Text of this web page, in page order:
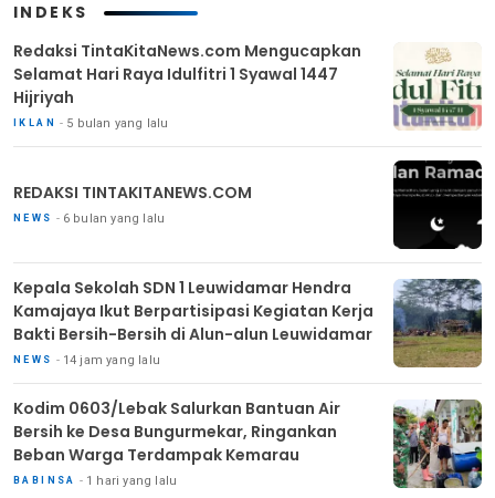
INDEKS
Redaksi TintaKitaNews.com Mengucapkan
Selamat Hari Raya Idulfitri 1 Syawal 1447
Hijriyah
IKLAN 5 bulan yang lalu
REDAKSI TINTAKITANEWS.COM
NEWS 6 bulan yang lalu
Kepala Sekolah SDN 1 Leuwidamar Hendra
Kamajaya Ikut Berpartisipasi Kegiatan Kerja
Bakti Bersih-Bersih di Alun-alun Leuwidamar
NEWS 14 jam yang lalu
Kodim 0603/Lebak Salurkan Bantuan Air
Bersih ke Desa Bungurmekar, Ringankan
Beban Warga Terdampak Kemarau
BABINSA 1 hari yang lalu